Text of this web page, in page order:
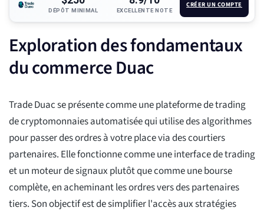
DÉPÔT MINIMAL EXCELLENTE NOTE
CRÉER UN COMPTE
Exploration des fondamentaux
du commerce Duac
Trade Duac se présente comme une plateforme de trading
de cryptomonnaies automatisée qui utilise des algorithmes
pour passer des ordres à votre place via des courtiers
partenaires. Elle fonctionne comme une interface de trading
et un moteur de signaux plutôt que comme une bourse
complète, en acheminant les ordres vers des partenaires
tiers. Son objectif est de simplifier l'accès aux stratégies